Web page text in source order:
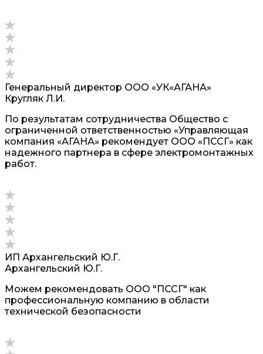
Генеральный директор ООО «УК«АГАНА»
Кругляк Л.И.
По результатам сотрудничества Общество с
ограниченной ответственностью «Управляющая
компания «АГАНА» рекомендует ООО «ПССГ» как
надежного партнера в сфере электромонтажных
работ.
ИП Архангельский Ю.Г.
Архангельский Ю.Г.
Можем рекомендовать ООО "ПССГ" как
профессиональную компанию в области
технической безопасности